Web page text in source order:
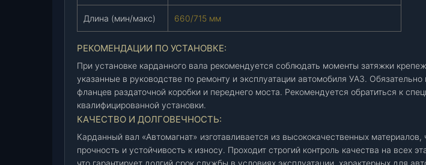
)
(
2
2
0
6
-
9
5
Длина (мин/макс) 660/715 мм
РЕКОМЕНДАЦИИ ПО УСТАНОВКЕ:
При установке карданного вала рекомендуется соблюдать моменты затяжки
указанные в руководстве по ремонту и эксплуатации автомобиля УАЗ. Обязательно
фланцев раздаточной коробки и переднего моста. Рекомендуется обратиться к
квалифицированной установки.
КАЧЕСТВО И ДОЛГОВЕЧНОСТЬ:
Карданный вал «Автомагнат» изготавливается из высококачественных материалов,
прочность и устойчивость к износу. Проходит строгий контроль качества на всех
что гарантирует долгий срок службы в условиях эксплуатации, характерных для